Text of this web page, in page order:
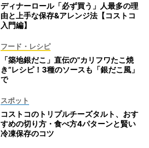
ディナーロール「必ず買う」人最多の理
由と上手な保存&アレンジ法【コストコ
入門編】
フード・レシピ
「築地銀だこ」直伝の”カリフワたこ焼
き”レシピ！3種のソースも「銀だこ風」
で
スポット
コストコのトリプルチーズタルト、おす
すめの切り方・食べ方4パターンと賢い
冷凍保存のコツ